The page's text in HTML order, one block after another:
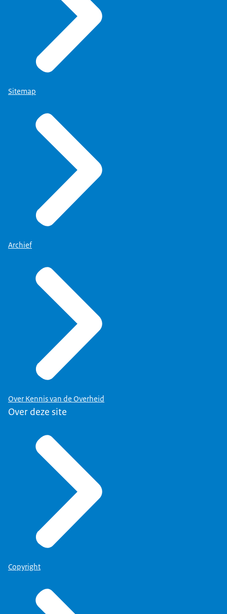
Sitemap
Archief
Over Kennis van de Overheid
Over deze site
Copyright